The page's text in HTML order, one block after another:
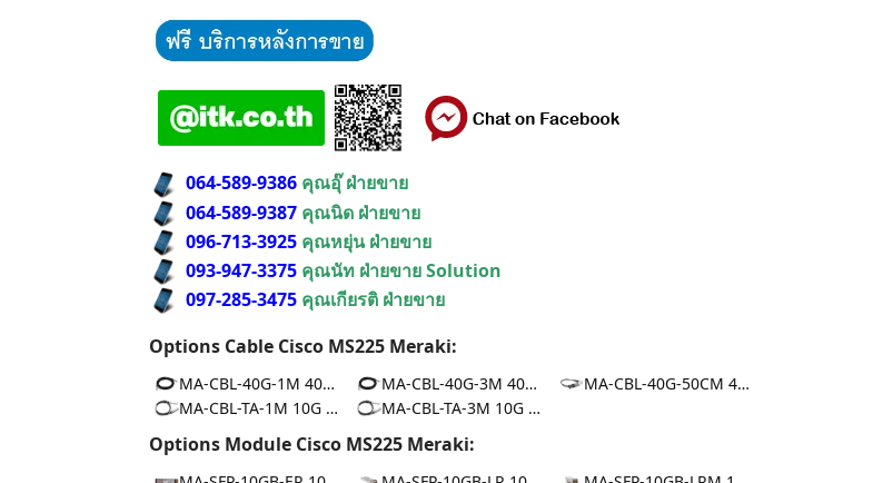
064-589-9386 คุณอุ๊ ฝ่ายขาย
064-589-9387 คุณนิด ฝ่ายขาย
096-713-3925 คุณหยุ่น ฝ่ายขาย
093-947-3375 คุณนัท ฝ่ายขาย Solution
097-285-3475 คุณเกียรติ ฝ่ายขาย
Options Cable Cisco MS225 Meraki:
MA-CBL-40G-1M 40G | DAC 1m MA-CBL-40G-3M 40G | DAC 3m
MA-CBL-40G-50CM 40G | DAC 0.5m
MA-CBL-TA-1M 10G | DAC 1m
MA-CBL-TA-3M 10G | DAC 3m
Options Module Cisco MS225 Meraki: